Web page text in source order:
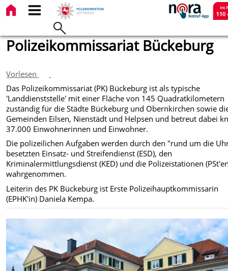
Polizeikommissariat Bückeburg
Vorlesen
Das Polizeikommissariat (PK) Bückeburg ist als typische
'Landdienststelle' mit einer Fläche von 145 Quadratkilometern
zuständig für die Städte Bückeburg und Obernkirchen sowie
Gemeinden Eilsen, Nienstädt und Helpsen und betreut dabei
37.000 Einwohnerinnen und Einwohner.
Die polizeilichen Aufgaben werden durch den "rund um die
besetzten Einsatz- und Streifendienst (ESD), den
Kriminalermittlungsdienst (KED) und die Polizeistationen
wahrgenommen.
Leiterin des PK Bückeburg ist Erste Polizeihauptkommissarin
(EPHK'in) Daniela Kempa.